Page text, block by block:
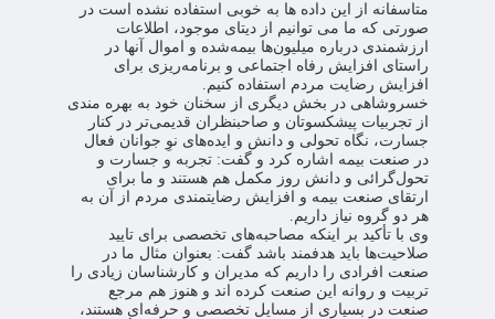
متاسفانه از این داده ها به خوبی استفاده نشده است در
صورتی که ما می توانیم از دیتای موجود، اطلاعات
ارزشمندی درباره میلیون‌ها بیمه‌شده و اموال آنها در
راستای افزایش رفاه اجتماعی و برنامه‌ریزی برای
افزایش رضایت مردم استفاده کنیم.
خسروشاهی در بخش دیگری از سخنان خود به بهره مندی
از تجربیات پیشکسوتان و صاحبنظران قدیمی‌تر در کنار
جسارت، نگاه تحولی و دانش و ایده‌های نوِ جوانان فعال
در صنعت بیمه اشاره کرد و گفت: تجربه و جسارت و
تحول‌گرائی و دانش روز مکمل هم هستند و ما برای
ارتقای صنعت بیمه و افزایش رضایتمندی مردم از آن به
هر دو گروه نیاز داریم.
وی با تأکید بر اینکه مصاحبه‌های تخصصی برای تایید
صلاحیت‌ها باید هدفمند باشد گفت: بعنوان مثال ما در
صنعت افرادی را داریم که مدیران و کارشناسان زیادی را
تربیت و روانه این صنعت کرده اند و هنوز هم مرجع
صنعت در بسیاری از مسایل تخصصی و حرفه‌ای هستند،